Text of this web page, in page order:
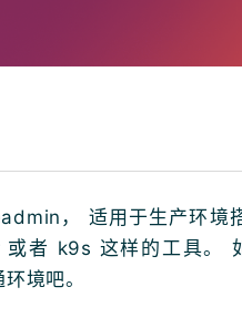
， 适用于生产环境
者 k9s 这样的工具。
境吧。